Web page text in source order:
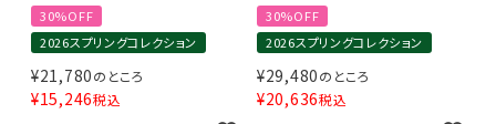
30%OFF
2026スプリングコレクション
¥21,780のところ
¥15,246税込
30%OFF
2026スプリングコレクション
¥29,480のところ
¥20,636税込